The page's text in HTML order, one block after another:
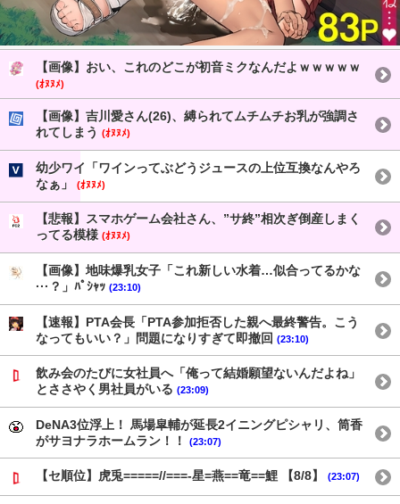
【画像】おい、これのどこが初音ミクなんだよｗｗｗｗｗ
(ｵﾇﾇﾒ)
【画像】吉川愛さん(26)、縛られてムチムチお乳が強調さ
れてしまう (ｵﾇﾇﾒ)
幼少ワイ「ワインってぶどうジュースの上位互換なんやろ
なぁ」
(ｵﾇﾇﾒ)
【悲報】スマホゲーム会社さん、”サ終”相次ぎ倒産しまく
ってる模様 (ｵﾇﾇﾒ)
【画像】地味爆乳女子「これ新しい水着…似合ってるかな
···？」ﾊﾟｼｬｯ (23:10)
【速報】PTA会長「PTA参加拒否した親へ最終警告。こう
なってもいい？」問題になりすぎて即撤回 (23:10)
飲み会のたびに女社員へ「俺って結婚願望ないんだよね」
とささやく男社員がいる (23:09)
DeNA3位浮上！ 馬場皐輔が延長2イニングピシャリ、筒香
がサヨナラホームラン！！
(23:07)
【セ順位】虎兎=====//===‐星=燕==竜==鯉 【8/8】 (23:07)